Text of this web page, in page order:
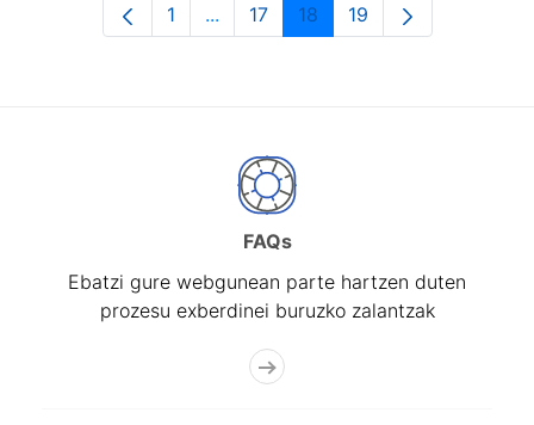
Orrialdea
1 ...Intermediate Pages Use TAB to
Orrialdea
17 Orrialdea
18 Orrialdea
19
FAQs
Ebatzi gure webgunean parte hartzen duten
prozesu exberdinei buruzko zalantzak